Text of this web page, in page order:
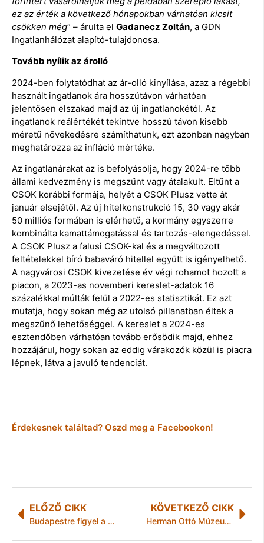
ez az érték a következő hónapokban várhatóan kicsit
csökken még” – árulta el Gadanecz Zoltán, a GDN
Ingatlanhálózat alapító-tulajdonosa.
Tovább nyílik az árolló
2024-ben folytatódhat az ár-olló kinyílása, azaz a régebbi
használt ingatlanok ára hosszútávon várhatóan
jelentősen elszakad majd az új ingatlanokétól. Az
ingatlanok reálértékét tekintve hosszú távon kisebb
méretű növekedésre számíthatunk, ezt azonban nagyban
meghatározza az infláció mértéke.
Az ingatlanárakat az is befolyásolja, hogy 2024-re több
állami kedvezmény is megszűnt vagy átalakult. Eltűnt a
CSOK korábbi formája, helyét a CSOK Plusz vette át
január elsejétől. Az új hitelkonstrukció 15, 30 vagy akár
50 milliós formában is elérhető, a kormány egyszerre
kombinálta kamattámogatással és tartozás-elengedéssel.
A CSOK Plusz a falusi CSOK-kal és a megváltozott
feltételekkel bíró babaváró hitellel együtt is igényelhető.
A nagyvárosi CSOK kivezetése év végi rohamot hozott a
piacon, a 2023-as novemberi kereslet-adatok 16
százalékkal múlták felül a 2022-es statisztikát. Ez azt
mutatja, hogy sokan még az utolsó pillanatban éltek a
megszűnő lehetőséggel. A kereslet a 2024-es
esztendőben várhatóan tovább erősödik majd, ehhez
hozzájárul, hogy sokan az eddig várakozók közül is piacra
lépnek, látva a javuló tendenciát.
Érdekesnek találtad? Oszd meg a Facebookon!
ELŐZŐ CIKK
Budapestre figyel a világ egyik vezető turisztikai magazinja
KÖVETKEZŐ CIKK
Herman Ottó Múzeum – hírek & programok